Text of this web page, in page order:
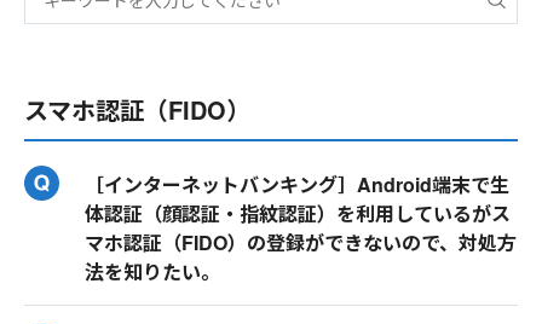
スマホ認証（FIDO）
［インターネットバンキング］Android端末で生
体認証（顔認証・指紋認証）を利用しているがス
マホ認証（FIDO）の登録ができないので、対処方
法を知りたい。